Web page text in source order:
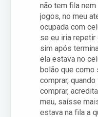
não tem fila
jogos, no meu
ocupada com
se eu iria repetir
sim após
ela estava no
bolão que como
comprar,
comprar,
meu, saísse
estava na fila a